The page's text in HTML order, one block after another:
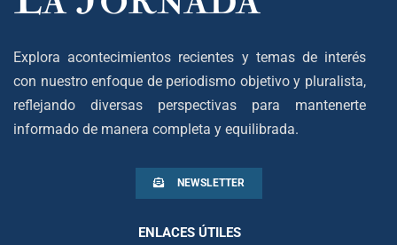
Explora acontecimientos recientes y temas de interés
con nuestro enfoque de periodismo objetivo y pluralista,
reflejando diversas perspectivas para mantenerte
informado de manera completa y equilibrada.
NEWSLETTER
ENLACES ÚTILES